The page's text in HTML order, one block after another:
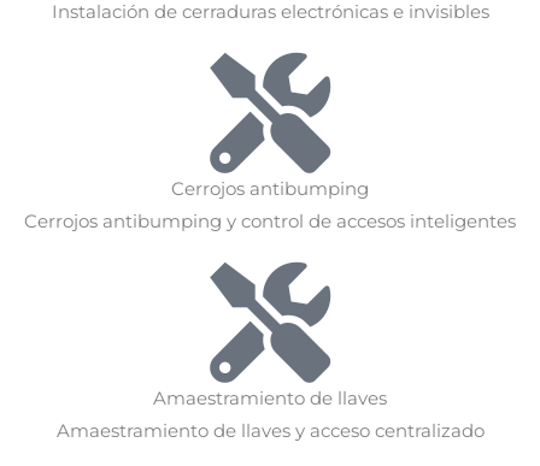
Instalación de cerraduras electrónicas e invisibles
Cerrojos antibumping
Cerrojos antibumping y control de accesos inteligentes
Amaestramiento de llaves
Amaestramiento de llaves y acceso centralizado